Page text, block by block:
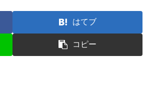
はてブ
コピー